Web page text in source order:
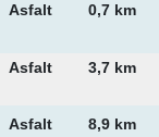
Asfalt 0,7 km
Asfalt 3,7 km
Asfalt 8,9 km